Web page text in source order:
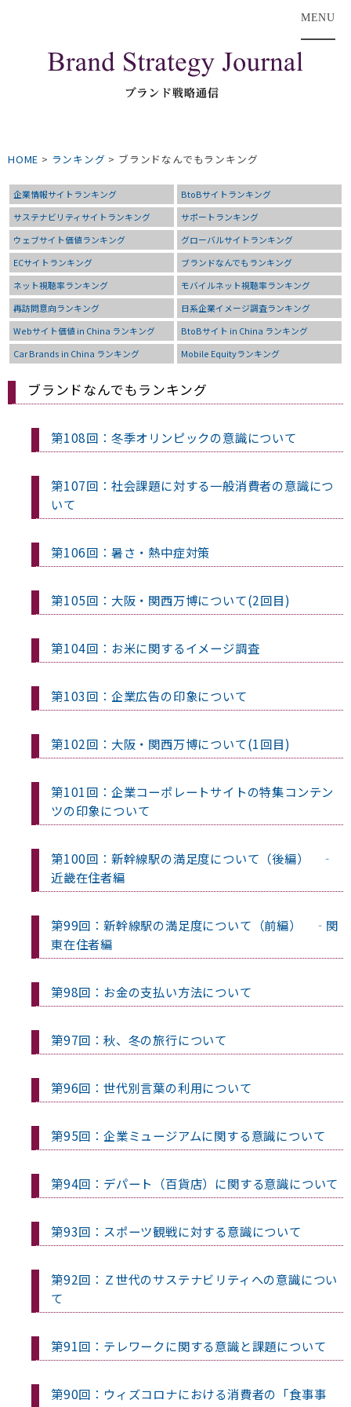
MENU
HOME > ランキング > ブランドなんでもランキング
企業情報サイトランキング
BtoBサイトランキング
サステナビリティサイトランキング
サポートランキング
ウェブサイト価値ランキング
グローバルサイトランキング
ECサイトランキング
ブランドなんでもランキング
ネット視聴率ランキング
モバイルネット視聴率ランキング
再訪問意向ランキング
日系企業イメージ調査ランキング
Webサイト価値 in China ランキング
BtoBサイト in China ランキング
Car Brands in China ランキング
Mobile Equityランキング
ブランドなんでもランキング
第108回：冬季オリンピックの意識について
第107回：社会課題に対する一般消費者の意識につ
いて
第106回：暑さ・熱中症対策
第105回：大阪・関西万博について(2回目)
第104回：お米に関するイメージ調査
第103回：企業広告の印象について
第102回：大阪・関西万博について(1回目)
第101回：企業コーポレートサイトの特集コンテン
ツの印象について
第100回：新幹線駅の満足度について（後編） ‐
近畿在住者編
第99回：新幹線駅の満足度について（前編） ‐関
東在住者編
第98回：お金の支払い方法について
第97回：秋、冬の旅行について
第96回：世代別言葉の利用について
第95回：企業ミュージアムに関する意識について
第94回：デパート（百貨店）に関する意識について
第93回：スポーツ観戦に対する意識について
第92回：Ｚ世代のサステナビリティへの意識につい
て
第91回：テレワークに関する意識と課題について
第90回：ウィズコロナにおける消費者の「食事事